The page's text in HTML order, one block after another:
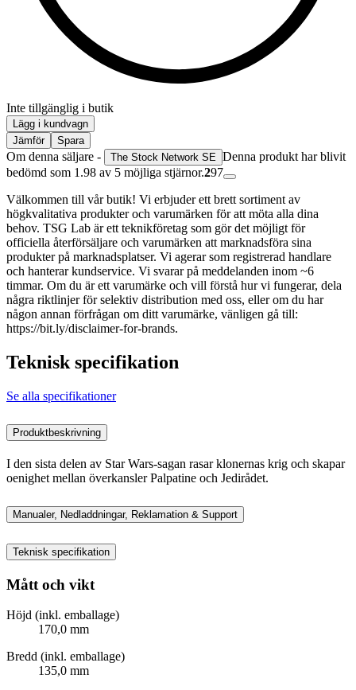
Inte tillgänglig i butik
Lägg i kundvagn
Jämför
Spara
Om denna säljare - The Stock Network SE Denna produkt har blivit
bedömd som 1.98 av 5 möjliga stjärnor.297
Välkommen till vår butik! Vi erbjuder ett brett sortiment av
högkvalitativa produkter och varumärken för att möta alla dina
behov. TSG Lab är ett teknikföretag som gör det möjligt för
officiella återförsäljare och varumärken att marknadsföra sina
produkter på marknadsplatser. Vi agerar som registrerad handlare
och hanterar kundservice. Vi svarar på meddelanden inom ~6
timmar. Om du är ett varumärke och vill förstå hur vi fungerar, dela
några riktlinjer för selektiv distribution med oss, eller om du har
någon annan förfrågan om ditt varumärke, vänligen gå till:
https://bit.ly/disclaimer-for-brands.
Teknisk specifikation
Se alla specifikationer
Produktbeskrivning
I den sista delen av Star Wars-sagan rasar klonernas krig och skapar
oenighet mellan överkansler Palpatine och Jedirådet.
Manualer, Nedladdningar, Reklamation & Support
Teknisk specifikation
Mått och vikt
Höjd (inkl. emballage)
170,0 mm
Bredd (inkl. emballage)
135,0 mm